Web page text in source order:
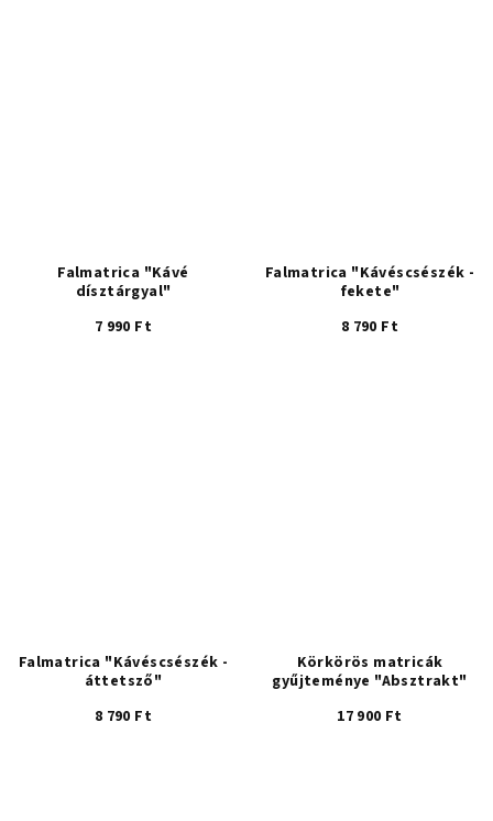
Falmatrica "Kávé
dísztárgyal"
7 990 Ft
Falmatrica "Kávéscsészék -
fekete"
8 790 Ft
Falmatrica "Kávéscsészék -
áttetsző"
8 790 Ft
Körkörös matricák
gyűjteménye "Absztrakt"
17 900 Ft